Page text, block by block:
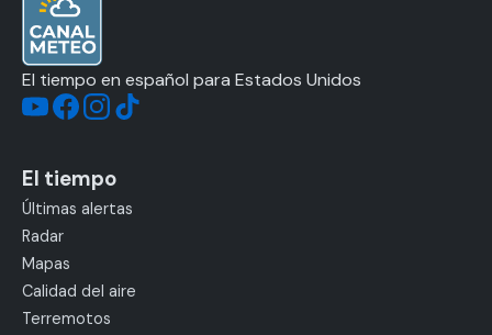
El tiempo en español para Estados Unidos
El tiempo
Últimas alertas
Radar
Mapas
Calidad del aire
Terremotos